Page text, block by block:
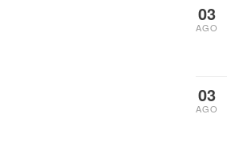
03
AGO
03
AGO